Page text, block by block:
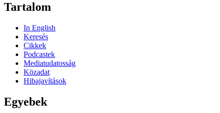
Tartalom
In English
Keresés
Cikkek
Podcastek
Mediatudatosság
Közadat
Hibajavítások
Egyebek